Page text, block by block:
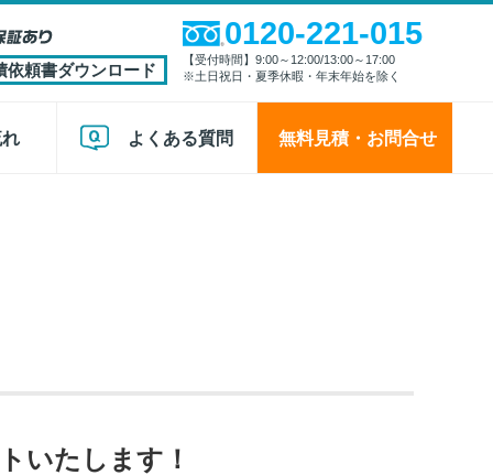
依頼書ダウンロード
0120-221-015
【受付時間】9:00～12:00/13:00～17:00
※土日祝日・夏季休暇・年末年始を除く
よくある質問 無料見積・お問合せ
いたします！